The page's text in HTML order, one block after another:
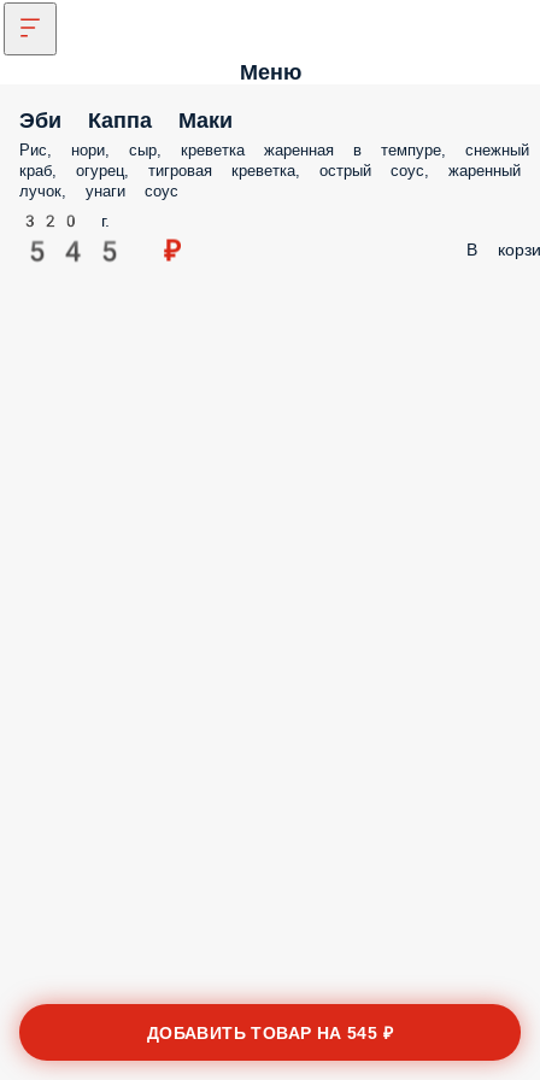
Меню
Эби Каппа Маки
Рис, нори, сыр, креветка жаренная в темпуре, снежный
краб, огурец, тигровая креветка, острый соус, жаренный
лучок, унаги соус
320 г.
545 ₽ В
ДОБАВИТЬ ТОВАР НА545 ₽